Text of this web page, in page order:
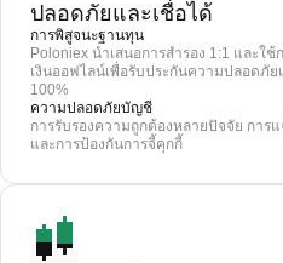
ปลอดภัยและเชื่อได้
การพิสูจนะฐานทุน
Poloniex นำเสนอการสำรอง 1:1 และใ
เงินออฟไลน์เพื่อรับประกันความปลอดภั
100%
ความปลอดภัยบัญชี
การรับรองความถูกต้องหลายปัจจัย การ
และการป้องกันการจี้คุกกี้